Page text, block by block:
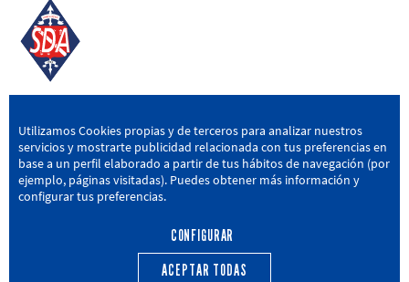
SD AMOREBIETA
San Miguel Kalea, 16, 48340 Amorebieta, Bizkaia
946 604 751 | sda@sdamorebieta.eus
Utilizamos Cookies propias y de terceros para analizar nuestros
servicios y mostrarte publicidad relacionada con tus preferencias en
base a un perfil elaborado a partir de tus hábitos de navegación (por
ejemplo, páginas visitadas). Puedes obtener más información y
configurar tus preferencias.
CONFIGURAR
ACEPTAR TODAS